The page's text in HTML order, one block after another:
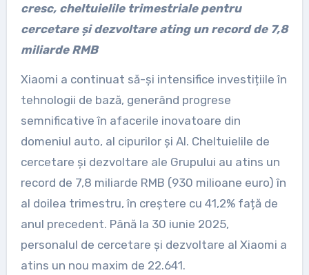
cresc, cheltuielile trimestriale pentru
cercetare și dezvoltare ating un record de 7,8
miliarde RMB
Xiaomi a continuat să-și intensifice investițiile în
tehnologii de bază, generând progrese
semnificative în afacerile inovatoare din
domeniul auto, al cipurilor și AI. Cheltuielile de
cercetare și dezvoltare ale Grupului au atins un
record de 7,8 miliarde RMB (930 milioane euro) în
al doilea trimestru, în creștere cu 41,2% față de
anul precedent. Până la 30 iunie 2025,
personalul de cercetare și dezvoltare al Xiaomi a
atins un nou maxim de 22.641.